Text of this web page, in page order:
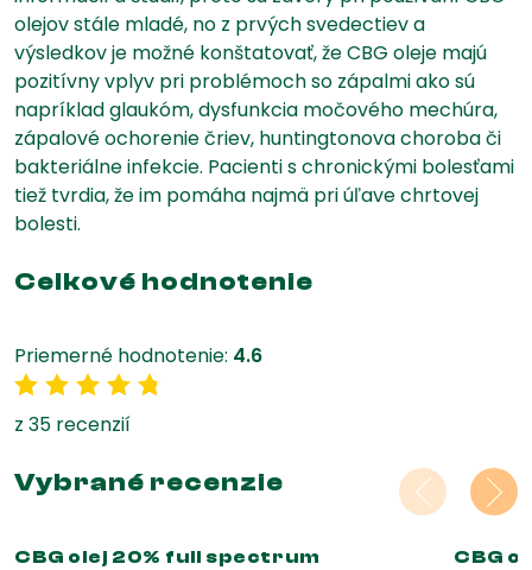
olejov stále mladé, no z prvých svedectiev a
výsledkov je možné konštatovať, že CBG oleje majú
pozitívny vplyv pri problémoch so zápalmi ako sú
napríklad glaukóm, dysfunkcia močového mechúra,
zápalové ochorenie čriev, huntingtonova choroba či
bakteriálne infekcie. Pacienti s chronickými bolesťami
tiež tvrdia, že im pomáha najmä pri úľave chrtovej
bolesti.
Celkové hodnotenie
Priemerné hodnotenie: 4.6
z 35 recenzií
Vybrané recenzie
CBG olej 20% full spectrum CBG